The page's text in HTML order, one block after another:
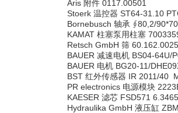
Aris 附件 0117.00501
Stoerk 温控器 ST64-31.10
Bornebusch 轴承 ∮80,2/90*70
KAMAT 柱塞泵用柱塞
Retsch GmbH 筛
BAUER 减速电机 BS04-64U/
BAUER 电机 BG20-11/
BST 红外传感器 IR 2011/40
PR electronics 电源模块
KAESER 滤芯 FSD571
Hydraulika GmbH 液压缸